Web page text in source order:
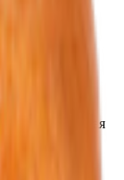
Брестская
км.